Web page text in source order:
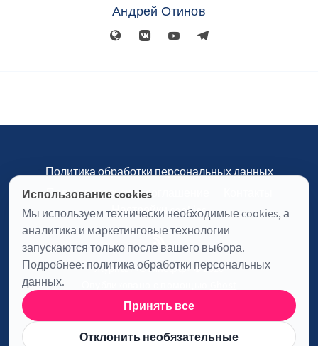
Андрей Отинов
Использование cookies
Мы используем технически необходимые cookies, а
аналитика и маркетинговые технологии
запускаются только после вашего выбора.
Подробнее: политика обработки персональных
данных.
Принять все
Отклонить необязательные
Политика обработки персональных данных
Пользовательское соглашение
Настройки cookies
Журнал «Отинофф» © 2026
Информация о лицензии JavaScript